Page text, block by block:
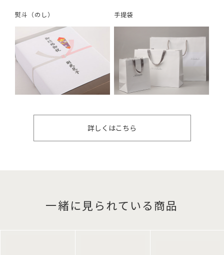
熨斗（のし） 手提袋
詳しくはこちら
一緒に見られている商品